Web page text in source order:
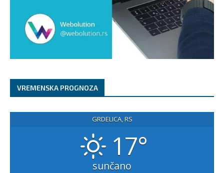
VREMENSKA PROGNOZA
GRDELICA, RS
17°
sunčano